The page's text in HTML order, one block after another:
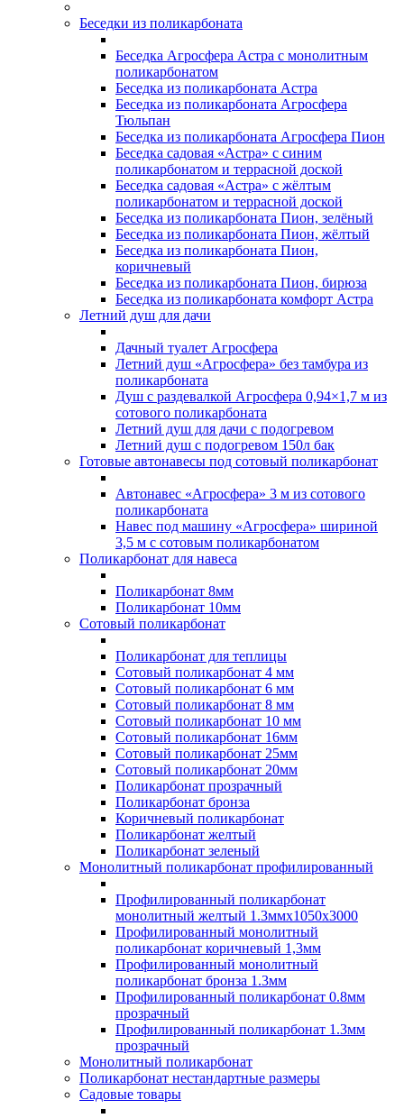
Беседки из поликарбоната
Беседка Агросфера Астра с монолитным
поликарбонатом
Беседка из поликарбоната Астра
Беседка из поликарбоната Агросфера
Тюльпан
Беседка из поликарбоната Агросфера Пион
Беседка садовая «Астра» с синим
поликарбонатом и террасной доской
Беседка садовая «Астра» с жёлтым
поликарбонатом и террасной доской
Беседка из поликарбоната Пион, зелёный
Беседка из поликарбоната Пион, жёлтый
Беседка из поликарбоната Пион,
коричневый
Беседка из поликарбоната Пион, бирюза
Беседка из поликарбоната комфорт Астра
Летний душ для дачи
Дачный туалет Агросфера
Летний душ «Агросфера» без тамбура из
поликарбоната
Душ с раздевалкой Агросфера 0,94×1,7 м из
сотового поликарбоната
Летний душ для дачи с подогревом
Летний душ с подогревом 150л бак
Готовые автонавесы под сотовый поликарбонат
Автонавес «Агросфера» 3 м из сотового
поликарбоната
Навес под машину «Агросфера» шириной
3,5 м с сотовым поликарбонатом
Поликарбонат для навеса
Поликарбонат 8мм
Поликарбонат 10мм
Сотовый поликарбонат
Поликарбонат для теплицы
Сотовый поликарбонат 4 мм
Сотовый поликарбонат 6 мм
Сотовый поликарбонат 8 мм
Сотовый поликарбонат 10 мм
Сотовый поликарбонат 16мм
Сотовый поликарбонат 25мм
Сотовый поликарбонат 20мм
Поликарбонат прозрачный
Поликарбонат бронза
Коричневый поликарбонат
Поликарбонат желтый
Поликарбонат зеленый
Монолитный поликарбонат профилированный
Профилированный поликарбонат
монолитный желтый 1.3ммх1050х3000
Профилированный монолитный
поликарбонат коричневый 1,3мм
Профилированный монолитный
поликарбонат бронза 1.3мм
Профилированный поликарбонат 0.8мм
прозрачный
Профилированный поликарбонат 1.3мм
прозрачный
Монолитный поликарбонат
Поликарбонат нестандартные размеры
Садовые товары